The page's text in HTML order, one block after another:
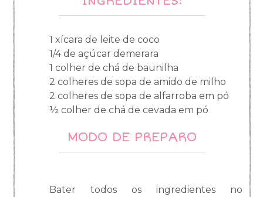
1 xícara de leite de coco
1/4 de açúcar demerara
1 colher de chá de baunilha
2 colheres de sopa de amido de milho
2 colheres de sopa de alfarroba em pó
½ colher de chá de cevada em pó
MODO DE PREPARO
Bater todos os ingredientes no